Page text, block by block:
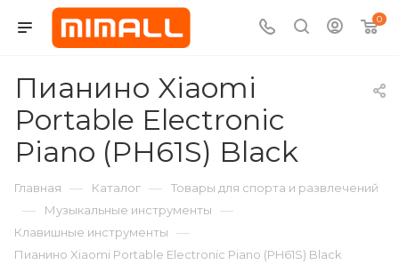
0
Пианино Xiaomi
Portable Electronic
Piano (PH61S) Black
Главная — Каталог — Товары для спорта и развлечений
— Музыкальные инструменты —
Клавишные инструменты —
Пианино Xiaomi Portable Electronic Piano (PH61S) Black